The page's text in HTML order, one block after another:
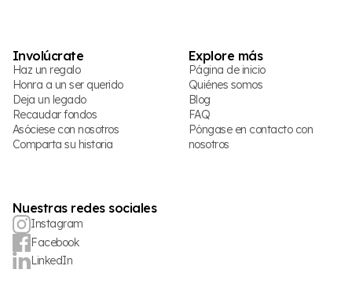
Involúcrate
Haz un regalo
Honra a un ser querido
Deja un legado
Recaudar fondos
Asóciese con nosotros
Comparta su historia
Explore más
Página de inicio
Quiénes somos
Blog
FAQ
Póngase en contacto con
nosotros
Nuestras redes sociales
Instagram
Facebook
LinkedIn